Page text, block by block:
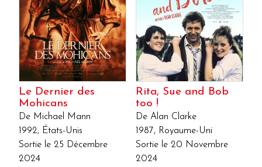
Le Dernier des
Mohicans
De Michael Mann
1992, États-Unis
Sortie le 25 Décembre
2024
Rita, Sue and Bob
too !
De Alan Clarke
1987, Royaume-Uni
Sortie le 20 Novembre
2024